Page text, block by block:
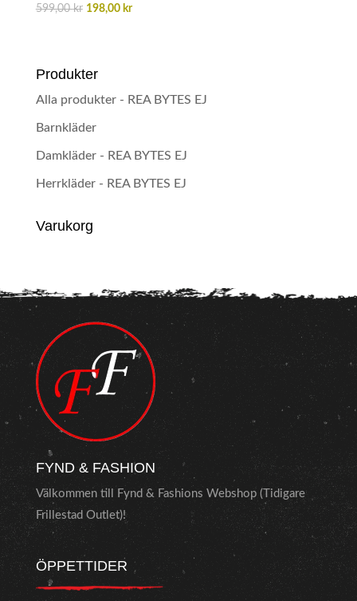
599,00kr Det
599,00 kr.
198,00 krDet
Produkter
Alla produkter - REA BYTES EJ
Barnkläder
Damkläder - REA BYTES EJ
Herrkläder - REA BYTES EJ
Varukorg
FYND & FASHION
Välkommen till Fynd & Fashions Webshop (Tidigare
Frillestad Outlet)!
ÖPPETTIDER